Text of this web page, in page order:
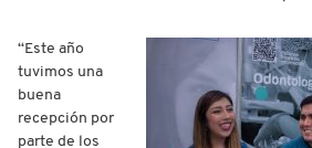
“Este año
tuvimos una
buena
recepción por
parte de los